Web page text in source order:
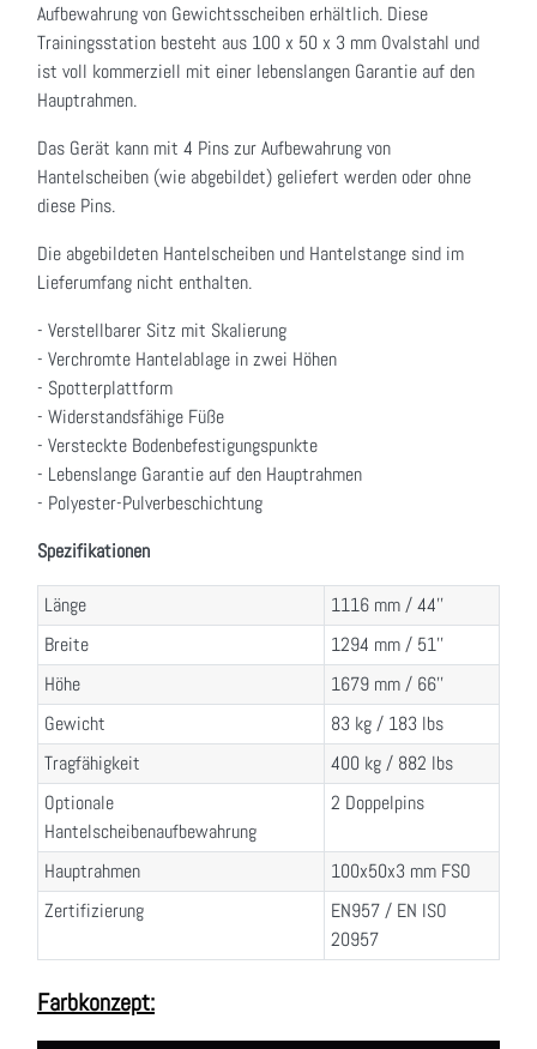
Aufbewahrung von Gewichtsscheiben erhältlich. Diese
Trainingsstation besteht aus 100 x 50 x 3 mm Ovalstahl und
ist voll kommerziell mit einer lebenslangen Garantie auf den
Hauptrahmen.
Das Gerät kann mit 4 Pins zur Aufbewahrung von
Hantelscheiben (wie abgebildet) geliefert werden oder ohne
diese Pins.
Die abgebildeten Hantelscheiben und Hantelstange sind im
Lieferumfang nicht enthalten.
- Verstellbarer Sitz mit Skalierung
- Verchromte Hantelablage in zwei Höhen
- Spotterplattform
- Widerstandsfähige Füße
- Versteckte Bodenbefestigungspunkte
- Lebenslange Garantie auf den Hauptrahmen
- Polyester-Pulverbeschichtung
Spezifikationen
Länge
1116 mm / 44''
Breite
1294 mm / 51''
Höhe
1679 mm / 66''
Gewicht
83 kg / 183 lbs
Tragfähigkeit
400 kg / 882 lbs
Optionale
Hantelscheibenaufbewahrung
2 Doppelpins
Hauptrahmen
100x50x3 mm FSO
Zertifizierung
EN957 / EN ISO
20957
Farbkonzept: